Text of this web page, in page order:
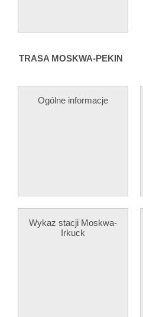
TRASA MOSKWA-PEKIN
Ogólne informacje
Wykaz stacji Moskwa-
Irkuck